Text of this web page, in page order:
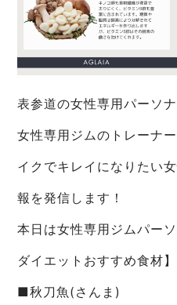
表参道の女性専用パーソ
女性専用ジムのトレーナ
イクでキレイになりたい
報を発信します！
本日は女性専用ジムパー
ダイエットおすすめ食材】
■秋刀魚(さんま)